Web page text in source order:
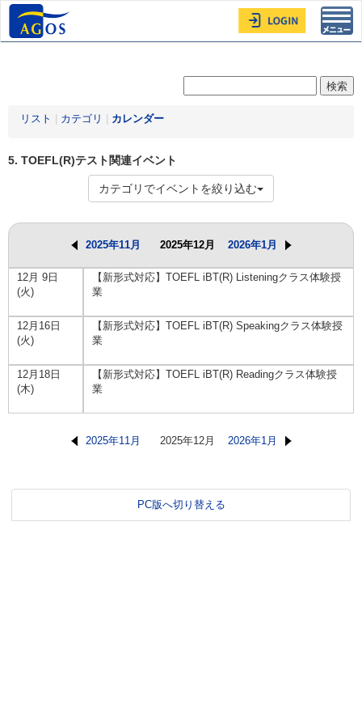
リスト カテゴリ カレンダー
5. TOEFL(R)テスト関連イベント
カテゴリでイベントを絞り込む
2025年11月 2025年12月 2026年1月
12月 9日
(火)
【新形式対応】TOEFL iBT(R) Listeningクラス体験授
業
12月16日
(火)
【新形式対応】TOEFL iBT(R) Speakingクラス体験授
業
12月18日
(木)
【新形式対応】TOEFL iBT(R) Readingクラス体験授
業
2025年11月 2025年12月 2026年1月
PC版へ切り替える